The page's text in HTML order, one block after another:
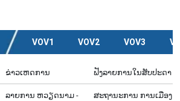
VOV1 VOV2 VOV3
ຂ່າວເຫດການ ຟັງລາຍການໃນສັບປະດາ
ລາຍ​ການ ຫວຽດນາມ -
ສະຖານະການ ການເມືອງ